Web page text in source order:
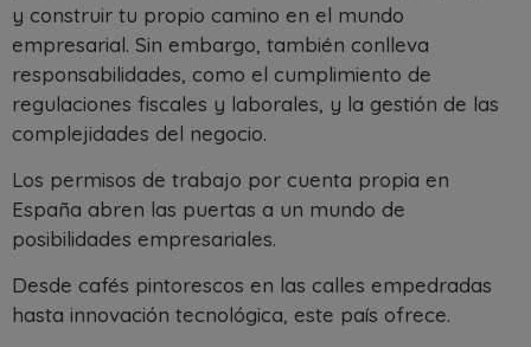
y construir tu propio camino en el mundo
empresarial. Sin embargo, también conlleva
responsabilidades, como el cumplimiento de
regulaciones fiscales y laborales, y la gestión de las
complejidades del negocio.
Los permisos de trabajo por cuenta propia en
España abren las puertas a un mundo de
posibilidades empresariales.
Desde cafés pintorescos en las calles empedradas
hasta innovación tecnológica, este país ofrece.